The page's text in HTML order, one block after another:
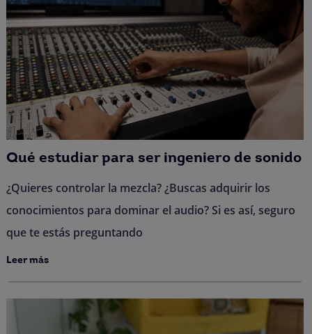
Qué estudiar para ser ingeniero de sonido
¿Quieres controlar la mezcla? ¿Buscas adquirir los
conocimientos para dominar el audio? Si es así, seguro
que te estás preguntando
Leer más